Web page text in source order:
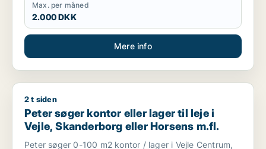
Max. per måned
2.000 DKK
Mere info
Peter søger kontor eller lager til leje i Vejle, Skanderborg
2 t siden
Peter søger kontor eller lager til leje i
Vejle, Skanderborg eller Horsens m.fl.
Peter søger 0-100 m2 kontor / lager i Vejle Centrum,